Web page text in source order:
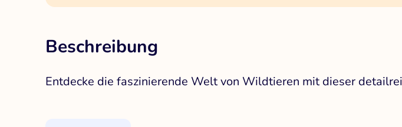
Beschreibung
Entdecke die faszinierende Welt von Wildtieren mit dieser